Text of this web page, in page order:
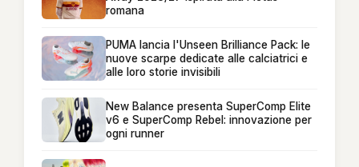
romana
PUMA lancia l'Unseen Brilliance Pack: le
nuove scarpe dedicate alle calciatrici e
alle loro storie invisibili
New Balance presenta SuperComp Elite
v6 e SuperComp Rebel: innovazione per
ogni runner